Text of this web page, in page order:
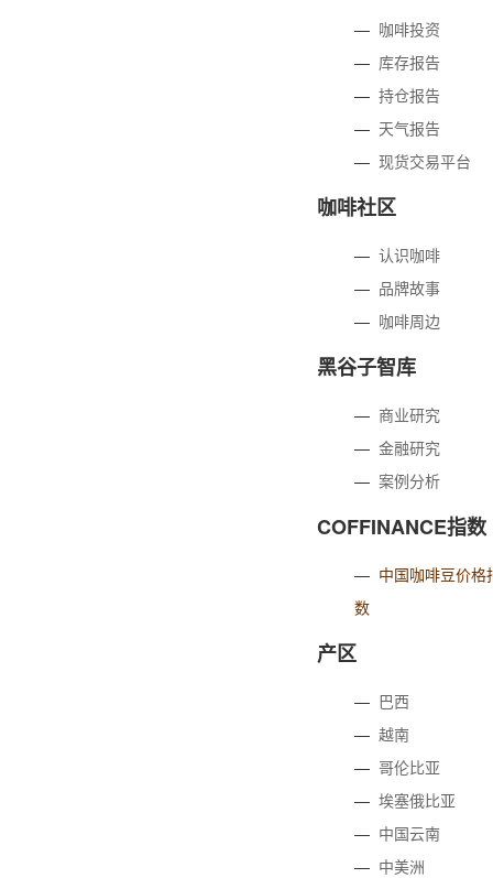
— 咖啡投资
— 库存报告
—持仓报告
— 天气报告
—现货交易平台
咖啡社区
—认识咖啡
— 品牌故事
— 咖啡周边
黑谷子智库
— 商业研究
—金融研究
—案例分析
COFFINANCE指数
— 中国咖啡豆价格
数
产区
— 巴西
—越南
—哥伦比亚
—埃塞俄比亚
— 中国云南
— 中美洲